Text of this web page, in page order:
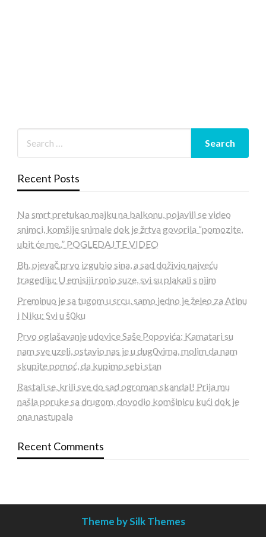
Recent Posts
Na smrt pretukao majku na balkonu, pojavili se video
snimci, komšije snimale dok je žrtva govorila “pomozite,
ubit će me..” POGLEDAJTE VIDEO
Bh. pjevač prvo izgubio sina, a sad doživio najveću
tragediju: U emisiji ronio suze, svi su plakali s njim
Preminuo je sa tugom u srcu, samo jedno je želeo za Atinu
i Niku: Svi u š0ku
Prvo oglašavanje udovice Saše Popovića: Kamatari su
nam sve uzeli, ostavio nas je u dug0vima, molim da nam
skupite pomoć, da kupimo sebi stan
Rastali se, krili sve do sad ogroman skandaI! Prija mu
našla poruke sa drugom, dovodio komšinicu kući dok je
ona nastupala
Recent Comments
Theme by Silk Themes